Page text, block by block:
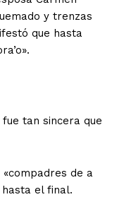
y trenzas
que hasta
tan sincera que
de a
el final.